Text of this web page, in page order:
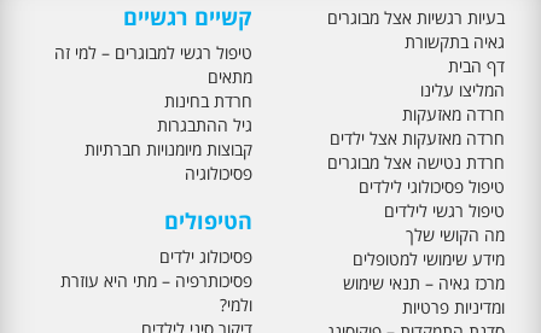
בעיות רגשיות אצל מבוגרים
גאיה בתקשורת
דף הבית
המליצו עלינו
חרדה מאזעקות
חרדה מאזעקות אצל ילדים
חרדת נטישה אצל מבוגרים
טיפול פסיכולוגי לילדים
טיפול רגשי לילדים
מה הקושי שלך
מידע שימושי למטופלים
מרכז גאיה – תנאי שימוש
ומדיניות פרטיות
קשיים רגשיים
טיפול רגשי למבוגרים – למי זה
מתאים
חרדת בחינות
גיל ההתבגרות
קבוצות מיומנויות חברתיות
פסיכולוגיה
הטיפולים
פסיכולוג ילדים
פסיכותרפיה – מתי היא עוזרת
ולמי?